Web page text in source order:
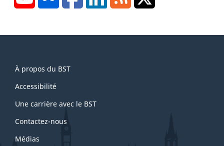
this
site
À propos du BST
Accessibilité
Une carrière avec le BST
Contactez-nous
Médias